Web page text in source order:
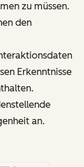
zu müssen.
den
Erkenntnisse
an.